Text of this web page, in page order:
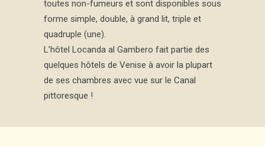
toutes non-fumeurs et sont disponibles sous
forme simple, double, à grand lit, triple et
quadruple (une).
L’hôtel Locanda al Gambero fait partie des
quelques hôtels de Venise à avoir la plupart
de ses chambres avec vue sur le Canal
pittoresque !